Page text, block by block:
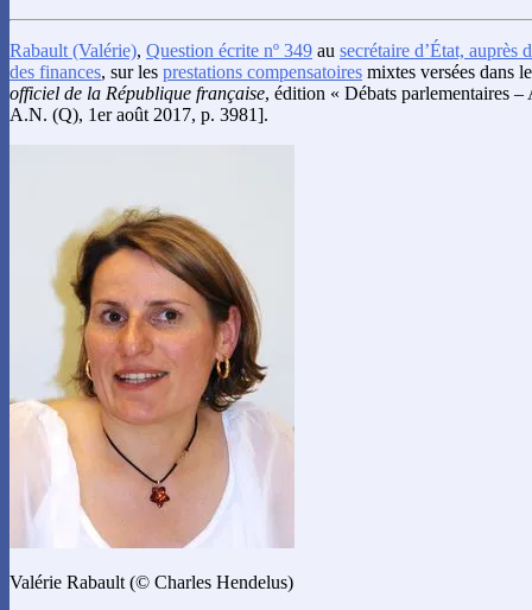
Rabault (Valérie), Question écrite nº 349 au secrétaire d’État, auprès
des finances, sur les prestations compensatoires mixtes versées dans
officiel de la République française, édition « Débats parlementaires –
A.N. (Q), 1er août 2017, p. 3981].
Valérie Rabault (© Charles Hendelus)